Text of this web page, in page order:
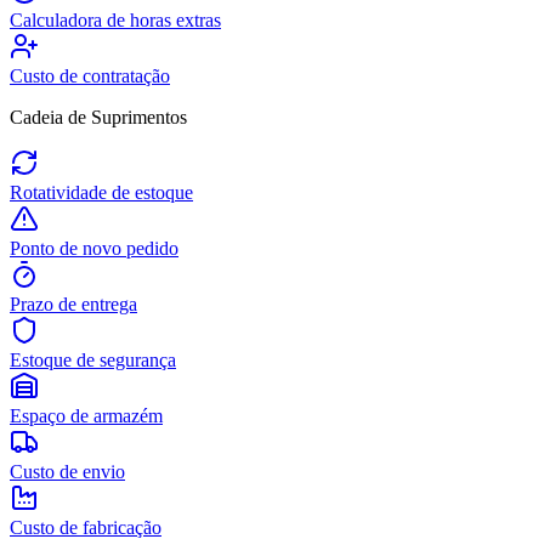
Calculadora de horas extras
Custo de contratação
Cadeia de Suprimentos
Rotatividade de estoque
Ponto de novo pedido
Prazo de entrega
Estoque de segurança
Espaço de armazém
Custo de envio
Custo de fabricação